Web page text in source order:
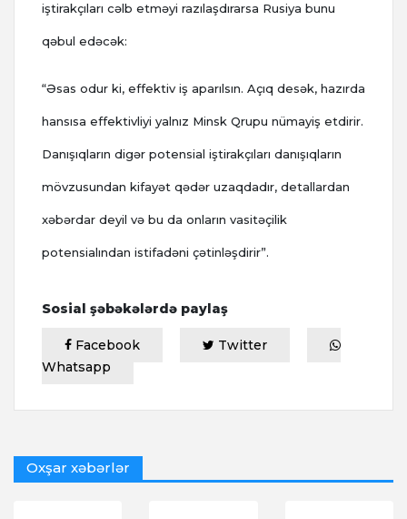
iştirakçıları cəlb etməyi razılaşdırarsa Rusiya bunu
qəbul edəcək:
“Əsas odur ki, effektiv iş aparılsın. Açıq desək, hazırda
hansısa effektivliyi yalnız Minsk Qrupu nümayiş etdirir.
Danışıqların digər potensial iştirakçıları danışıqların
mövzusundan kifayət qədər uzaqdadır, detallardan
xəbərdar deyil və bu da onların vasitəçilik
potensialından istifadəni çətinləşdirir”.
Sosial şəbəkələrdə paylaş
Facebook
Twitter
Whatsapp
Oxşar xəbərlər